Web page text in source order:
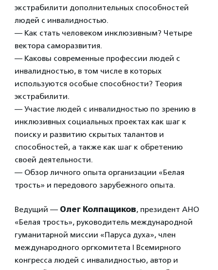
экстрабилити дополнительных способностей
людей с инвалидностью.
— Как стать человеком инклюзивным? Четыре
вектора саморазвития.
— Каковы современные профессии людей с
инвалидностью, в том числе в которых
используются особые способности? Теория
экстрабилити.
— Участие людей с инвалидностью по зрению в
инклюзивных социальных проектах как шаг к
поиску и развитию скрытых талантов и
способностей, а также как шаг к обретению
своей деятельности.
— Обзор личного опыта организации «Белая
трость» и передового зарубежного опыта.
Ведущий — Олег Колпащиков, президент АНО
«Белая трость», руководитель международной
гуманитарной миссии «Паруса духа», член
международного оргкомитета I Всемирного
конгресса людей с инвалидностью, автор и